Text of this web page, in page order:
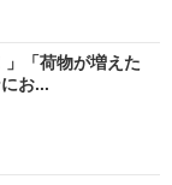
」「荷物が増えた
お...